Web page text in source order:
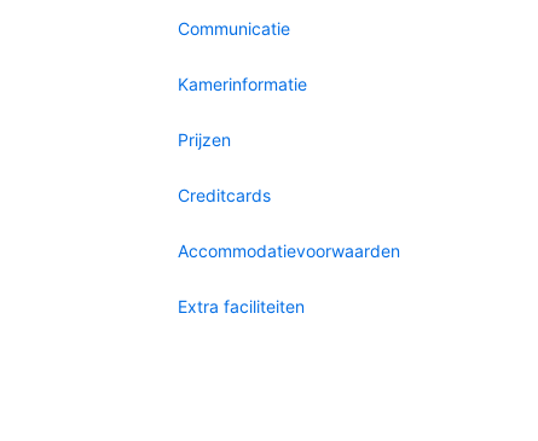
Communicatie
Kamerinformatie
Prijzen
Creditcards
Accommodatievoorwaarden
Extra faciliteiten